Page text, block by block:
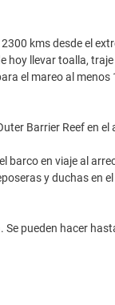
kms desde el
hoy llevar toalla,
el mareo al menos
Barrier Reef en el
en viaje al
y duchas en
pueden hacer